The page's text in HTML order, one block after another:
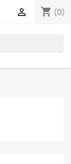
shopping_cart (0)
